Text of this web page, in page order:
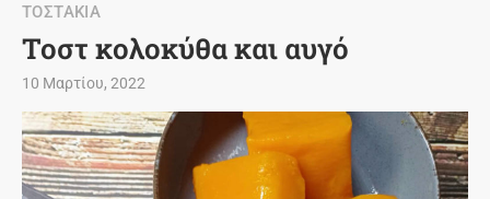
ΤΟΣΤΑΚΙΑ
Τοστ κολοκύθα και αυγό
10 Μαρτίου, 2022